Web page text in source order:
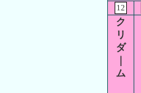
12
ク
リ
ダ
ム